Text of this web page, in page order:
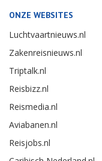
ONZE WEBSITES
Luchtvaartnieuws.nl
Zakenreisnieuws.nl
Triptalk.nl
Reisbizz.nl
Reismedia.nl
Aviabanen.nl
Reisjobs.nl